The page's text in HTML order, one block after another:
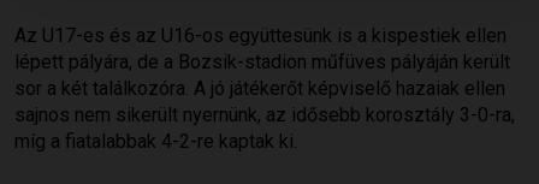
Az U17-es és az U16-os együttesünk is a kispestiek ellen
lépett pályára, de a Bozsik-stadion műfüves pályáján került
sor a két találkozóra. A jó játékerőt képviselő hazaiak ellen
sajnos nem sikerült nyernünk, az idősebb korosztály 3-0-ra,
míg a fiatalabbak 4-2-re kaptak ki.